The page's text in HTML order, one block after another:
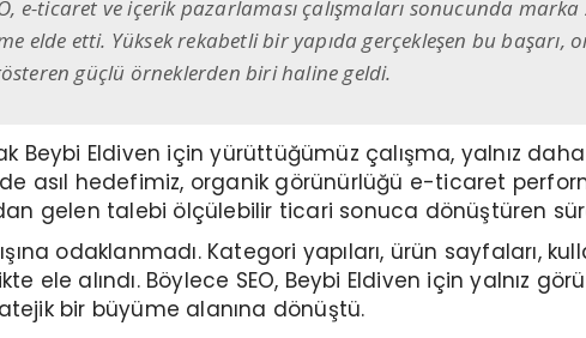
e-ticaret ve içerik pazarlaması çalışmaları sonucunda
elde etti. Yüksek rekabetli bir yapıda gerçekleşen bu
güçlü örneklerden biri haline geldi.
Beybi Eldiven için yürüttüğümüz çalışma, yalnız
asıl hedefimiz, organik görünürlüğü e-ticaret
gelen talebi ölçülebilir ticari sonuca dönüştüren
odaklanmadı. Kategori yapıları, ürün sayfaları,
ele alındı. Böylece SEO, Beybi Eldiven için yalnız
bir büyüme alanına dönüştü.